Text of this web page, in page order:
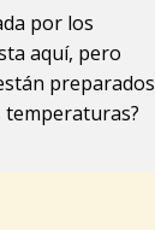
por los
aquí, pero
preparados